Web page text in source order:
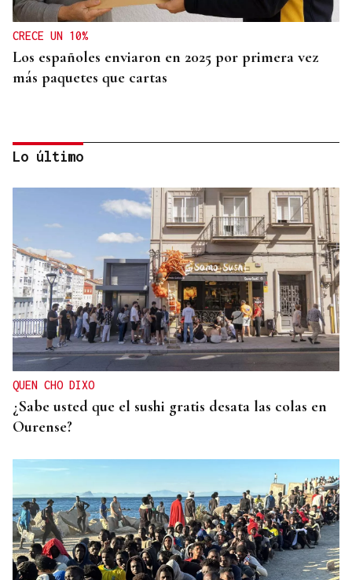
CRECE UN 10%
Los españoles enviaron en 2025 por primera vez
más paquetes que cartas
MEDICINA FÍSICA Y REHABILITACIÓN
Lucía Ros Dopico, médico especialista: “Mi sueño
es cambiar el paradigma de la discapacidad
infantil”
Lo último
QUEN CHO DIXO
¿Sabe usted que el sushi gratis desata las colas en
Ourense?